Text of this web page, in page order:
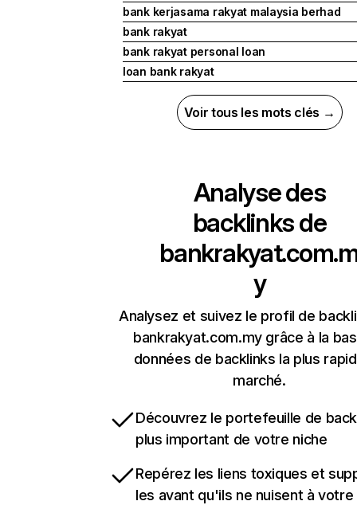
bank kerjasama rakyat malaysia berhad
bank rakyat
bank rakyat personal loan
loan bank rakyat
Voir tous les mots clés →
Analyse des
backlinks de
y
Analysez et suivez le profil de
bankrakyat.com.my grâce à la
données de backlinks la plus
marché.
Découvrez le portefeuille de
plus important de votre niche
Repérez les liens toxiques et
les avant qu'ils ne nuisent à